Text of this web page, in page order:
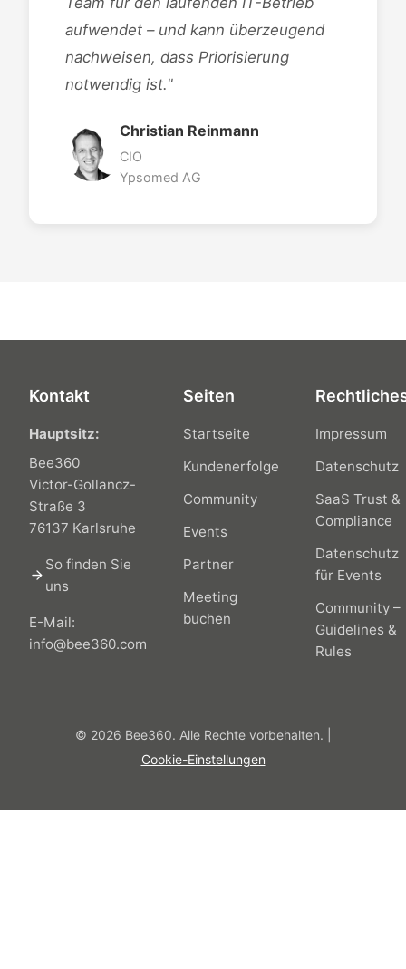
aufwendet – und kann überzeugend
nachweisen, dass Priorisierung
notwendig ist."
Christian Reinmann
CIO
Ypsomed AG
Kontakt
Hauptsitz:
Bee360
Victor-Gollancz-
Straße 3
76137 Karlsruhe
arrow_forward
So finden Sie
uns
E-Mail:
info@bee360.com
Seiten
Startseite
Kundenerfolge
Community
Events
Partner
Meeting
buchen
Impressum
Datenschutz
SaaS Trust &
Compliance
Datenschutz
für Events
Community –
Guidelines &
Rules
© 2026 Bee360. Alle Rechte vorbehalten.
Cookie-Einstellungen